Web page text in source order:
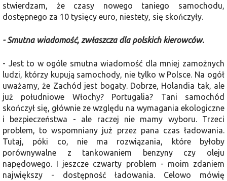
stwierdzam, że czasy nowego taniego samochodu,
dostępnego za 10 tysięcy euro, niestety, się skończyły.
- Smutna wiadomość, zwłaszcza dla polskich kierowców.
- Jest to w ogóle smutna wiadomość dla mniej zamożnych
ludzi, którzy kupują samochody, nie tylko w Polsce. Na ogół
uważamy, że Zachód jest bogaty. Dobrze, Holandia tak, ale
już południowe Włochy? Portugalia? Tani samochód
skończył się, głównie ze względu na wymagania ekologiczne
i bezpieczeństwa - ale raczej nie mamy wyboru. Trzeci
problem, to wspomniany już przez pana czas ładowania.
Tutaj, póki co, nie ma rozwiązania, które byłoby
porównywalne z tankowaniem benzyny czy oleju
napędowego. I jeszcze czwarty problem - moim zdaniem
największy - dostępność ładowania. Celowo mówię